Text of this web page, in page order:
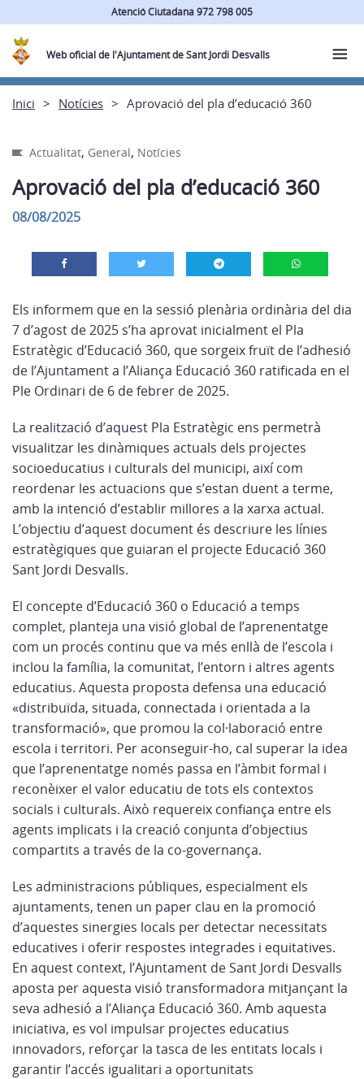
Atenció Ciutadana 972 798 005
Web oficial de l'Ajuntament de Sant Jordi Desvalls
Inici Notícies Aprovació del pla d’educació 360
Actualitat, General, Notícies
Aprovació del pla d’educació 360
08/08/2025
Els informem que en la sessió plenària ordinària del dia
7 d’agost de 2025 s’ha aprovat inicialment el Pla
Estratègic d’Educació 360, que sorgeix fruït de l’adhesió
de l’Ajuntament a l’Aliança Educació 360 ratificada en el
Ple Ordinari de 6 de febrer de 2025.
La realització d’aquest Pla Estratègic ens permetrà
visualitzar les dinàmiques actuals dels projectes
socioeducatius i culturals del municipi, així com
reordenar les actuacions que s’estan duent a terme,
amb la intenció d’establir millores a la xarxa actual.
L’objectiu d’aquest document és descriure les línies
estratègiques que guiaran el projecte Educació 360
Sant Jordi Desvalls.
El concepte d’Educació 360 o Educació a temps
complet, planteja una visió global de l’aprenentatge
com un procés continu que va més enllà de l’escola i
inclou la família, la comunitat, l’entorn i altres agents
educatius. Aquesta proposta defensa una educació
«distribuïda, situada, connectada i orientada a la
transformació», que promou la col·laboració entre
escola i territori. Per aconseguir-ho, cal superar la idea
que l’aprenentatge només passa en l’àmbit formal i
reconèixer el valor educatiu de tots els contextos
socials i culturals. Això requereix confiança entre els
agents implicats i la creació conjunta d’objectius
compartits a través de la co-governança.
Les administracions públiques, especialment els
ajuntaments, tenen un paper clau en la promoció
d’aquestes sinergies locals per detectar necessitats
educatives i oferir respostes integrades i equitatives.
En aquest context, l’Ajuntament de Sant Jordi Desvalls
aposta per aquesta visió transformadora mitjançant la
seva adhesió a l’Aliança Educació 360. Amb aquesta
iniciativa, es vol impulsar projectes educatius
innovadors, reforçar la tasca de les entitats locals i
garantir l’accés igualitari a oportunitats